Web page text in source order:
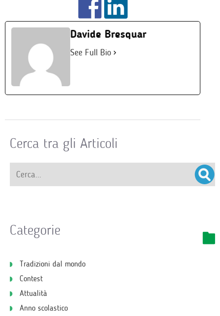
Davide Bresquar
See Full Bio
Cerca tra gli Articoli
Categorie
Tradizioni dal mondo
Contest
Attualità
Anno scolastico